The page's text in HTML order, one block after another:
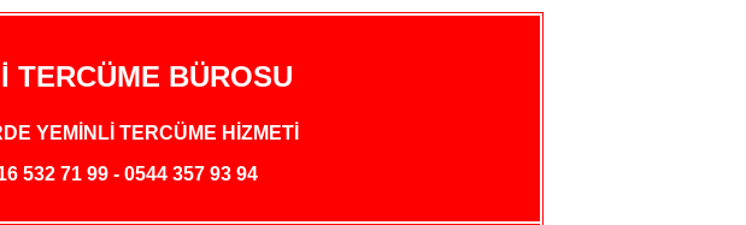
TERCÜME BÜROSU
YEMİNLİ TERCÜME HİZMETİ
532 71 99 - 0544 357 93 94